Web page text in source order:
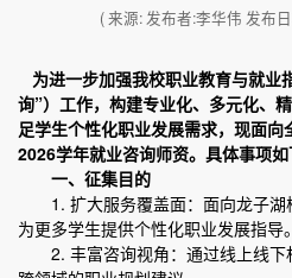
( 来源: 发布者:李华伟 发布
为进一步加强我校职业教育与就业
询”）工作，构建专业化、多元化、
足学生个性化职业发展需求，现面
2026学年就业咨询师资。具体事项如
一、征集目的
1. 扩大服务覆盖面：面向龙子湖
为更多学生提供个性化职业发展指导。
2. 丰富咨询视角：通过线上线下